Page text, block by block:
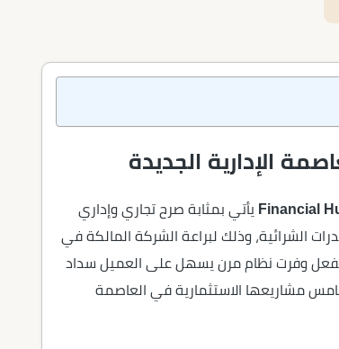
الإدارية الجديدة
يأتي بمثابة صرح تجاري وإداري
الشرائية، وذلك لبراعة الشركة المالكة في
وفرت نظام مرن يسهل على العميل سداد
10% فقط، حيث يعد خامس مشاريعها الاستثمارية في العاصمة